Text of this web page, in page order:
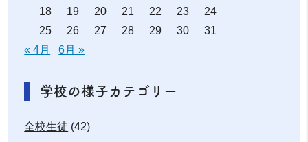
18
19 20 21 22 23
24
25
26 27 28 29 30
31
« 4月
6月 »
学校の様子カテゴリー
全校生徒 (42)